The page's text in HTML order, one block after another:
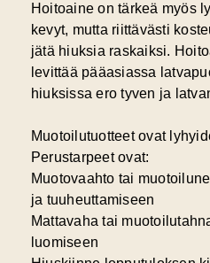
Hoitoaine on tärkeä myös
kevyt, mutta riittävästi
jätä hiuksia raskaiksi.
levittää pääasiassa
hiuksissa ero tyven ja
Muotoilutuotteet ovat
Perustarpeet ovat:
Muotovaahto tai
ja tuuheuttamiseen
Mattavaha tai
luomiseen